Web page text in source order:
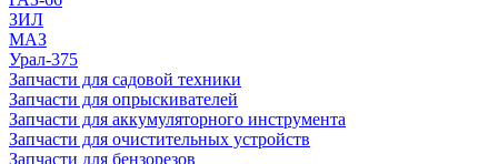
ЗИЛ
МАЗ
Урал-375
Запчасти для садовой техники
Запчасти для опрыскивателей
Запчасти для аккумуляторного инструмента
Запчасти для очистительных устройств
Запчасти для бензорезов